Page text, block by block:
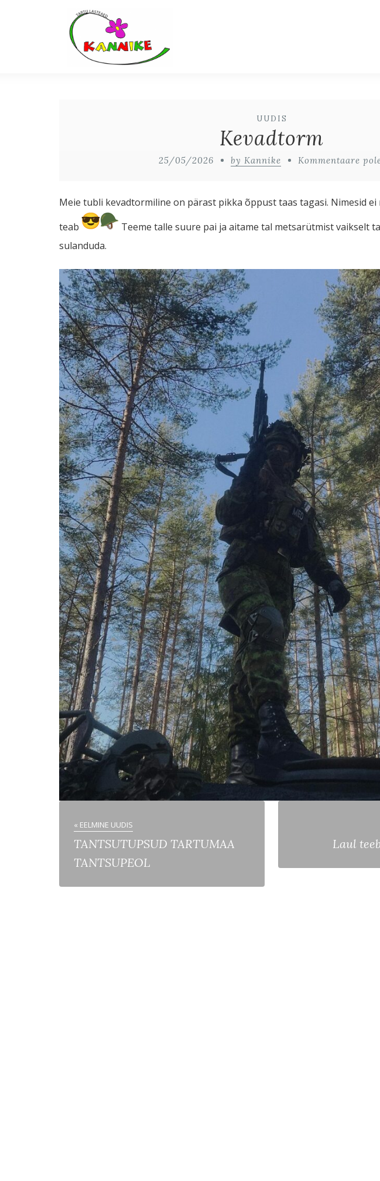
UUDIS
Kevadtorm
25/05/2026 by Kannike Kommentaare
Meie tubli kevadtormiline on pärast pikka õppust taas tagasi. Nimesid ei
teab
Teeme talle suure pai ja aitame tal metsarütmist vaikselt
sulanduda.
« EELMINE UUDIS
TANTSUTUPSUD TARTUMAA
TANTSUPEOL
Laul